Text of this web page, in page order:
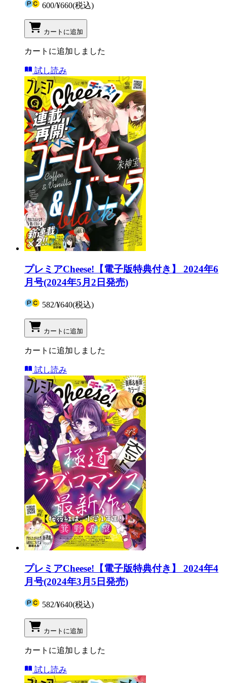
600/¥660(税込)
カートに追加
カートに追加しました
試し読み
プレミアCheese!【電子版特典付き】 2024年6
月号(2024年5月2日発売)
582/¥640(税込)
カートに追加
カートに追加しました
試し読み
プレミアCheese!【電子版特典付き】 2024年4
月号(2024年3月5日発売)
582/¥640(税込)
カートに追加
カートに追加しました
試し読み